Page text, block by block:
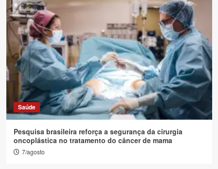
Saúde
Pesquisa brasileira reforça a segurança da cirurgia
oncoplástica no tratamento do câncer de mama
7/agosto